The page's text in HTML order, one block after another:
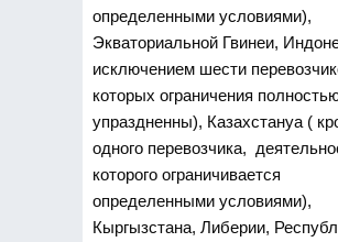
определенными условиями),
Экваториальной Гвинеи,
исключением шести
которых ограничения
упраздненны), Казахстануа (
одного перевозчика,
которого ограничивается
определенными условиями),
Кыргызстана, Либерии,